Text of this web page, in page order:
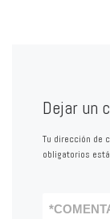
Dejar un
Tu dirección de
obligatorios
*